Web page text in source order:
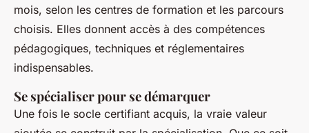
mois, selon les centres de formation et les parcours
choisis. Elles donnent accès à des compétences
pédagogiques, techniques et réglementaires
indispensables.
Se spécialiser pour se démarquer
Une fois le socle certifiant acquis, la vraie valeur